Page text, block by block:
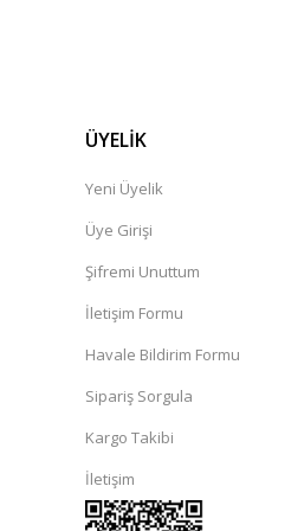
ÜYELİK
Yeni Üyelik
Üye Girişi
Şifremi Unuttum
İletişim Formu
Havale Bildirim Formu
Sipariş Sorgula
Kargo Takibi
İletişim